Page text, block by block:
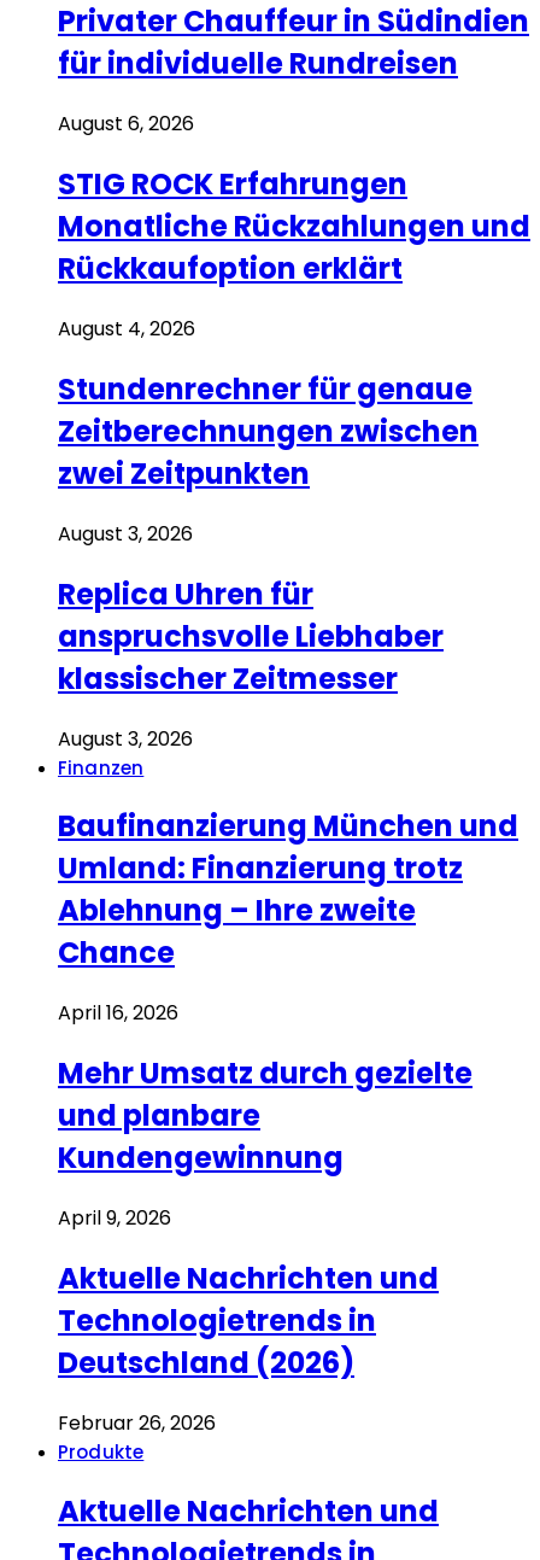
Privater Chauffeur in Südindien
für individuelle Rundreisen
August 6, 2026
STIG ROCK Erfahrungen
Monatliche Rückzahlungen und
Rückkaufoption erklärt
August 4, 2026
Stundenrechner für genaue
Zeitberechnungen zwischen
zwei Zeitpunkten
August 3, 2026
Replica Uhren für
anspruchsvolle Liebhaber
klassischer Zeitmesser
August 3, 2026
Finanzen
Baufinanzierung München und
Umland: Finanzierung trotz
Ablehnung – Ihre zweite
Chance
April 16, 2026
Mehr Umsatz durch gezielte
und planbare
Kundengewinnung
April 9, 2026
Aktuelle Nachrichten und
Technologietrends in
Deutschland (2026)
Februar 26, 2026
Produkte
Aktuelle Nachrichten und